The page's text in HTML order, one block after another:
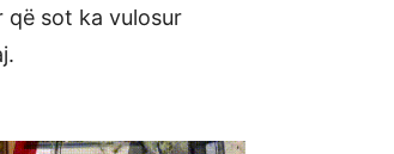
që sot ka vulosur